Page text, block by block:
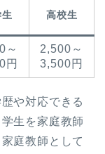
高校生
～
円
2,500～
3,500円
や対応できる
生を家庭教師
庭教師として